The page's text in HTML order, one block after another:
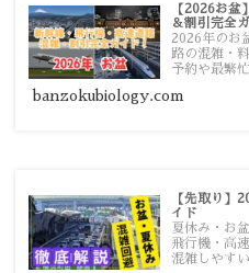
【2026お盆
＆割引完全
2026年のお
路の混雑・
予約や最繁
い移動方法
banzokubiology.com
【先取り】
イド
夏休み・お
飛行機・高
混雑しやす